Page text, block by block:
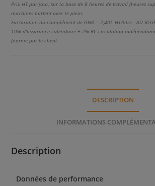
Prix HT par jour, sur la base de 8 heures de travail (heures
machines partent avec le plein.
Facturation du complément de GNR = 2,40€ HT/litre - AD
10% d'assurance calendaire + 2% RC circulation
fournie par le client.
DESCRIPTION
INFORMATIONS
Description
Données de performance